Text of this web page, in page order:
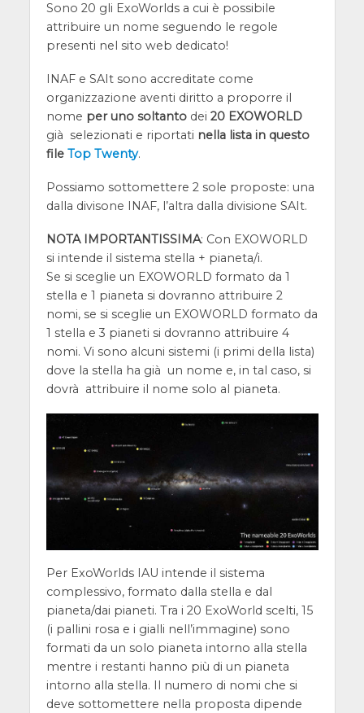
Sono 20 gli ExoWorlds a cui è possibile
attribuire un nome seguendo le regole
presenti nel sito web dedicato!
INAF e SAIt sono accreditate come
organizzazione aventi diritto a proporre il
nome per uno soltantodei 20 EXOWORLD
già selezionati e riportati nella lista in questo
file Top Twenty.
Possiamo sottomettere 2 sole proposte: una
dalla divisone INAF, l’altra dalla divisione SAIt.
NOTA IMPORTANTISSIMA: Con EXOWORLD
si intende il sistema stella + pianeta/i.
Se si sceglie un EXOWORLD formato da 1
stella e 1 pianeta si dovranno attribuire 2
nomi, se si sceglie un EXOWORLD formato da
1 stella e 3 pianeti si dovranno attribuire 4
nomi. Vi sono alcuni sistemi (i primi della lista)
dove la stella ha già un nome e, in tal caso, si
dovrà attribuire il nome solo al pianeta.
Per ExoWorlds IAU intende il sistema
complessivo, formato dalla stella e dal
pianeta/dai pianeti. Tra i 20 ExoWorld scelti, 15
(i pallini rosa e i gialli nell’immagine) sono
formati da un solo pianeta intorno alla stella
mentre i restanti hanno più di un pianeta
intorno alla stella. Il numero di nomi che si
deve sottomettere nella proposta dipende